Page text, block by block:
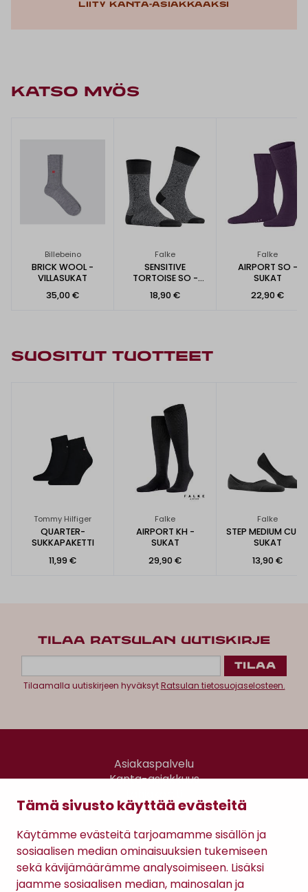
Tämä sivusto käyttää evästeitä
Käytämme evästeitä tarjoamamme sisällön ja
sosiaalisen median ominaisuuksien tukemiseen
sekä kävijämäärämme analysoimiseen. Lisäksi
jaamme sosiaalisen median, mainosalan ja
Liity kanta-asiakkaaksi
KATSO MYÖS
Billebeino
BRICK WOOL -
VILLASUKAT
35,00 €
Falke
SENSITIVE
TORTOISE SO -
18,90 €
Falke
AIRPORT SO -
SUKAT
22,90 €
SUOSITUT TUOTTEET
Tommy Hilfiger
QUARTER-
SUKKAPAKETTI
11,99 €
Falke
AIRPORT KH -
SUKAT
29,90 €
Falke
STEP MEDIUM CUT -
SUKAT
13,90 €
TILAA RATSULAN UUTISKIRJE
Tilaamalla uutiskirjeen hyväksytRatsulan tietosuojaselosteen.
Asiakaspalvelu
Kanta-asiakkuus
Gomee Ratsula Café
Sopimusehdot
Tietosuojaseloste
Maksutavat